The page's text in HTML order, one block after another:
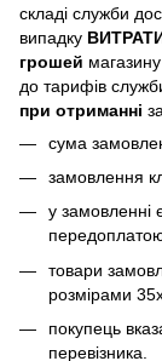
складі служби
випадку
грошей
до тарифів
при отриманні
сума
замовлення
у замовленні
товари
розмірами
покупець
перевізника.